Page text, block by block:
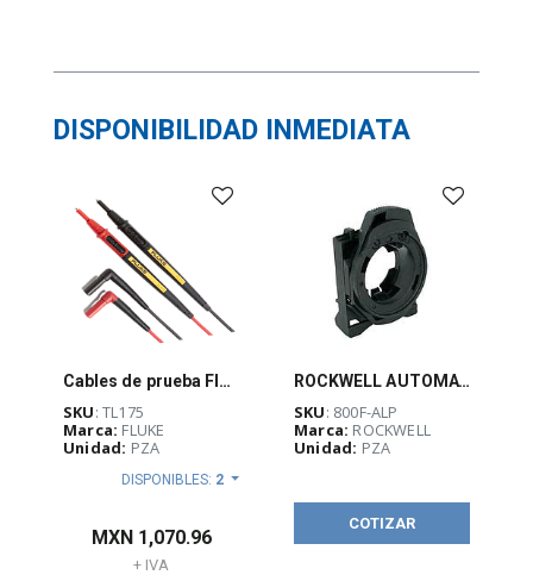
DISPONIBILIDAD INMEDIATA
Cables de prueba Fluke TwistGuard™, punta de sonda 19 a 4 mm - TL175
SKU: TL175
Marca: FLUKE
Unidad: PZA
DISPONIBLES: 2
MXN 1,070.96
+ IVA
ROCKWELL AUTOMATION 800F, 22mm, LACH, PLASTICO, - 800FALP
SKU: 800F-ALP
Marca: ROCKWELL
Unidad: PZA
COTIZAR